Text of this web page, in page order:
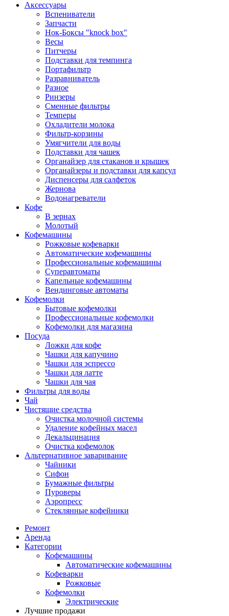
Аксессуары
Вспениватели
Запчасти
Нок-Боксы "knock box"
Весы
Питчеры
Подставки для темпинга
Портафильтр
Разравниватель
Разное
Ринзеры
Сменные фильтры
Темперы
Охладители молока
Фильтр-корзины
Умягчители для воды
Подставки для чашек
Органайзер для стаканов и крышек
Органайзеры и подставки для капсул
Диспенсеры для салфеток
Жернова
Водонагреватели
Кофе
В зернах
Молотый
Кофемашины
Рожковые кофеварки
Автоматические кофемашины
Профессиональные кофемашины
Суперавтоматы
Капельные кофемашины
Вендинговые автоматы
Кофемолки
Бытовые кофемолки
Профессиональные кофемолки
Кофемолки для магазина
Посуда
Ложки для кофе
Чашки для капучино
Чашки для эспрессо
Чашки для латте
Чашки для чая
Фильтры для воды
Чай
Чистящие средства
Очистка молочной системы
Удаление кофейных масел
Декальцинация
Очистка кофемолок
Альтернативное заваривание
Чайники
Сифон
Бумажные фильтры
Пуроверы
Аэропресс
Стеклянные кофейники
Ремонт
Аренда
Категории
Кофемашины
Автоматические кофемашины
Кофеварки
Рожковые
Кофемолки
Электрические
Лучшие продажи